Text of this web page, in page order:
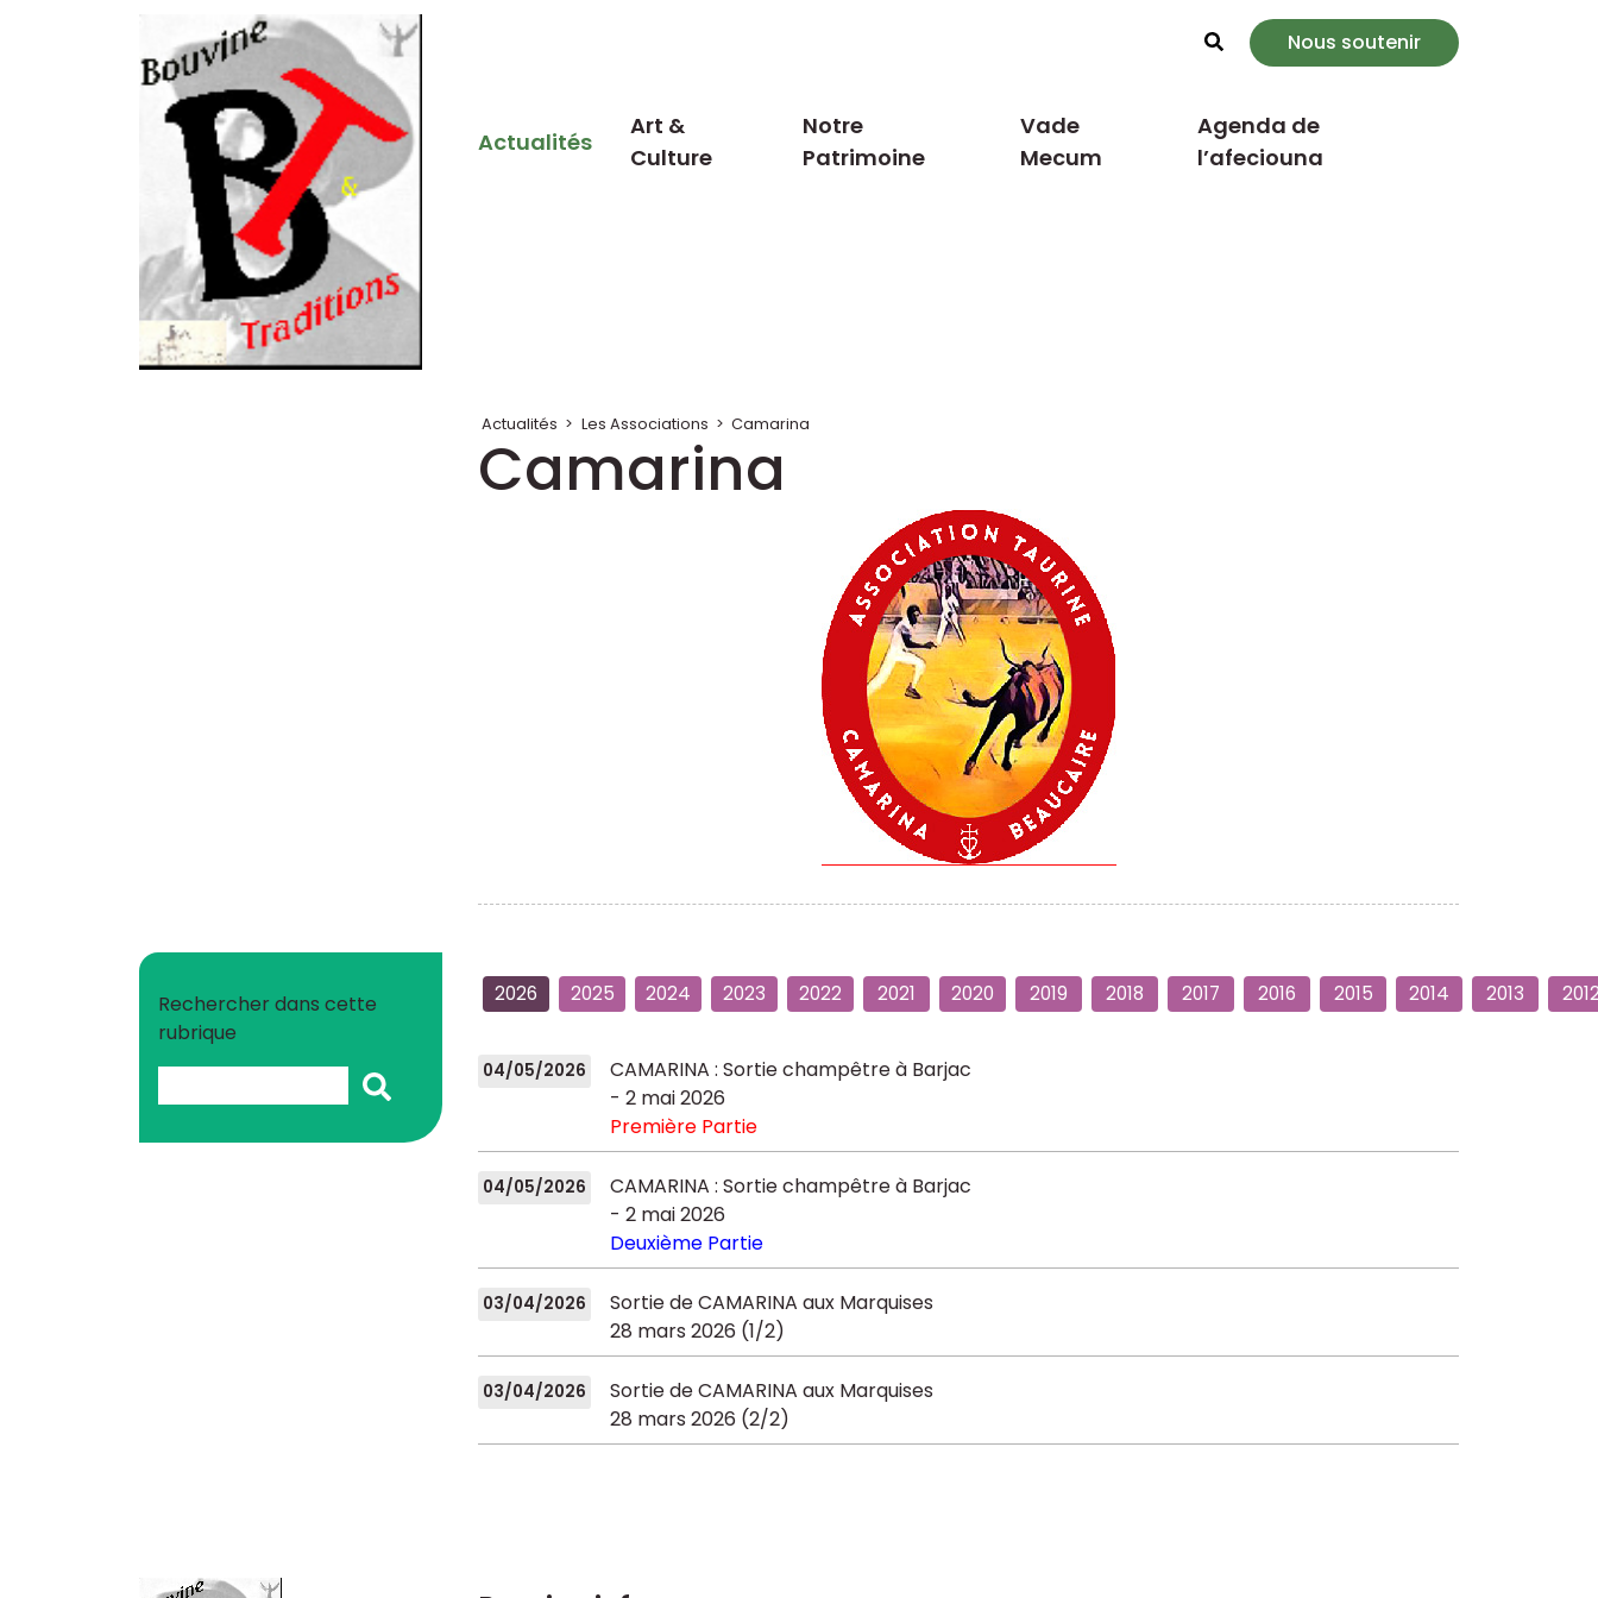
Rechercher
Nous soutenir
Actualités
Art &
Culture
Notre
Patrimoine
Vade
Mecum
Agenda de
l’afeciouna
Actualités > Les Associations > Camarina
Camarina
Rechercher dans cette
rubrique
2026 2025 2024 2023 2022 2021 2020 2019 2018 2017 2016 2015 2014 2013
04/05/2026
CAMARINA : Sortie champêtre à Barjac
- 2 mai 2026
Première Partie
04/05/2026
CAMARINA : Sortie champêtre à Barjac
- 2 mai 2026
Deuxième Partie
03/04/2026
Sortie de CAMARINA aux Marquises
28 mars 2026 (1/2)
03/04/2026
Sortie de CAMARINA aux Marquises
28 mars 2026 (2/2)